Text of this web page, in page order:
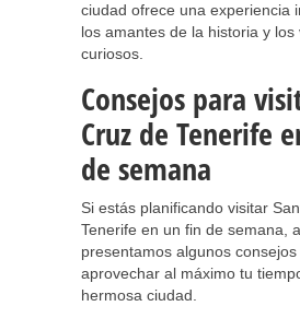
ciudad ofrece una experiencia
los amantes de la historia y los
curiosos.
Consejos para
Cruz de Tenerife
de semana
Si estás planificando visitar
Tenerife en un fin de semana,
presentamos algunos
aprovechar al máximo tu
hermosa ciudad.